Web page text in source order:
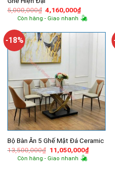
5,000,000₫ Giá
gốc
là:
4,160,000₫Giá
hiện
tại
Còn hàng - Giao nhanh
-18%
Bộ Bàn Ăn 5 Ghế Mặt Đá Ceramic
13,500,000₫ Giá
gốc
là:
11,050,000₫Giá
hiện
Còn hàng - Giao nhanh